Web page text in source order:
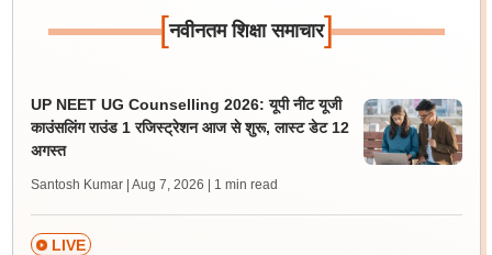
[नवीनतम शिक्षा समाचार]
UP NEET UG Counselling 2026: यूपी नीट यूजी
काउंसलिंग राउंड 1 रजिस्ट्रेशन आज से शुरू, लास्ट डेट 12
अगस्त
Santosh Kumar | Aug 7, 2026 | 1 min read
LIVE